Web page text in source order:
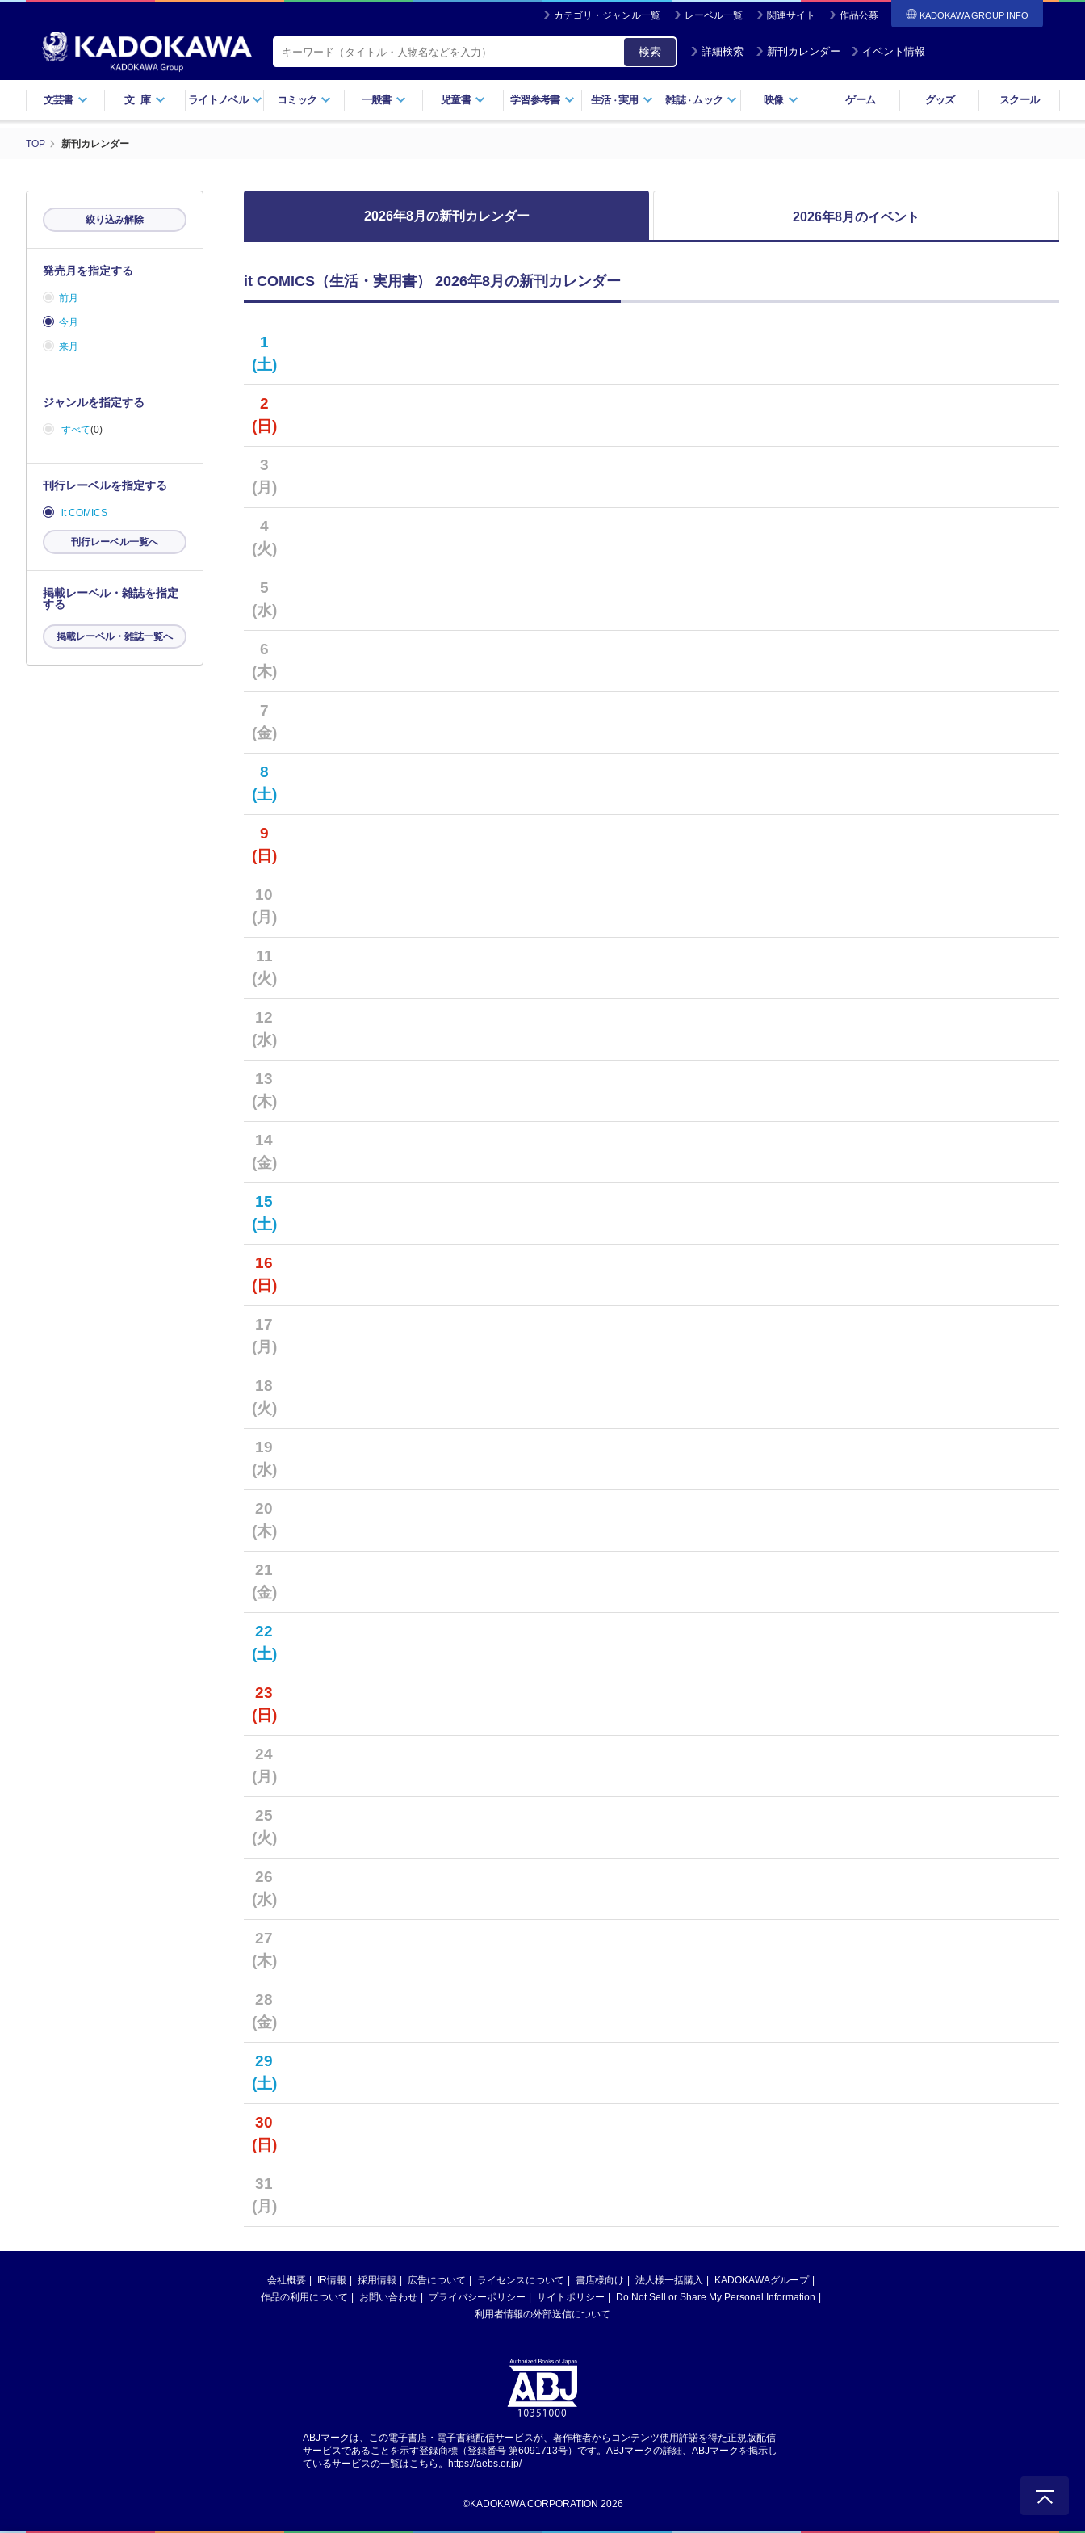
カテゴリ・ジャンル一覧 レーベル一覧 関連サイト 作品公募 KADOKAWA GROUP INFO
検索 詳細検索 新刊カレンダー イベント情報
文芸書 文庫 ライトノベル コミック 一般書 児童書 学習参考書 生活・実用 雑誌・ ムック 映像 ゲーム グッズ スクール
TOP 新刊カレンダー
2026年8月の新刊カレンダー 2026年8月のイベント
it COMICS（生活・実用書） 2026年8月の新刊カレンダー
1
(土)
2
(日)
3
(月)
4
(火)
5
(水)
6
(木)
7
(金)
8
(土)
9
(日)
10
(月)
11
(火)
12
(水)
13
(木)
14
(金)
15
(土)
16
(日)
17
(月)
18
(火)
19
(水)
20
(木)
21
(金)
22
(土)
23
(日)
24
(月)
25
(火)
26
(水)
27
(木)
28
(金)
29
(土)
30
(日)
31
(月)
絞り込み解除
発売月を指定する
前月
今月
来月
ジャンルを指定する
すべて(0)
刊行レーベルを指定する
it COMICS
刊行レーベル一覧へ
掲載レーベル・雑誌を指定
する
掲載レーベル・雑誌一覧へ
会社概要 IR情報 採用情報 広告について ライセンスについて 書店様向け 法人様一括購入
KADOKAWAグループ
作品の利用について
お問い合わせ プライバシーポリシー サイトポリシー
Do Not Sell or Share My Personal Information
利用者情報の外部送信について
ABJマークは、この電子書店・電子書籍配信サービスが、著作権者からコンテンツ使用許諾を得た正規版配信
サービスであることを示す登録商標（登録番号 第6091713号）です。ABJマークの詳細、ABJマークを掲示し
ているサービスの一覧はこちら。 https://aebs.or.jp/
©KADOKAWA CORPORATION 2026